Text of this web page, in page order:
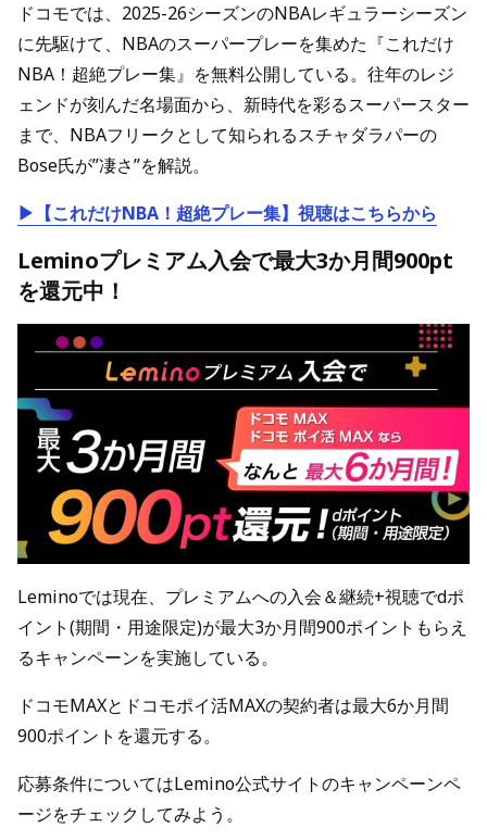
ドコモでは、2025-26シーズンのNBAレギュラーシーズン
に先駆けて、NBAのスーパープレーを集めた『これだけ
NBA！超絶プレー集』を無料公開している。往年のレジ
ェンドが刻んだ名場面から、新時代を彩るスーパースター
まで、NBAフリークとして知られるスチャダラパーの
Bose氏が”凄さ”を解説。
▶【これだけNBA！超絶プレー集】視聴はこちらから
Leminoプレミアム入会で最大3か月間900pt
を還元中！
Leminoでは現在、プレミアムへの入会＆継続+視聴でdポ
イント(期間・用途限定)が最大3か月間900ポイントもらえ
るキャンペーンを実施している。
ドコモMAXとドコモポイ活MAXの契約者は最大6か月間
900ポイントを還元する。
応募条件についてはLemino公式サイトのキャンペーンペ
ージをチェックしてみよう。